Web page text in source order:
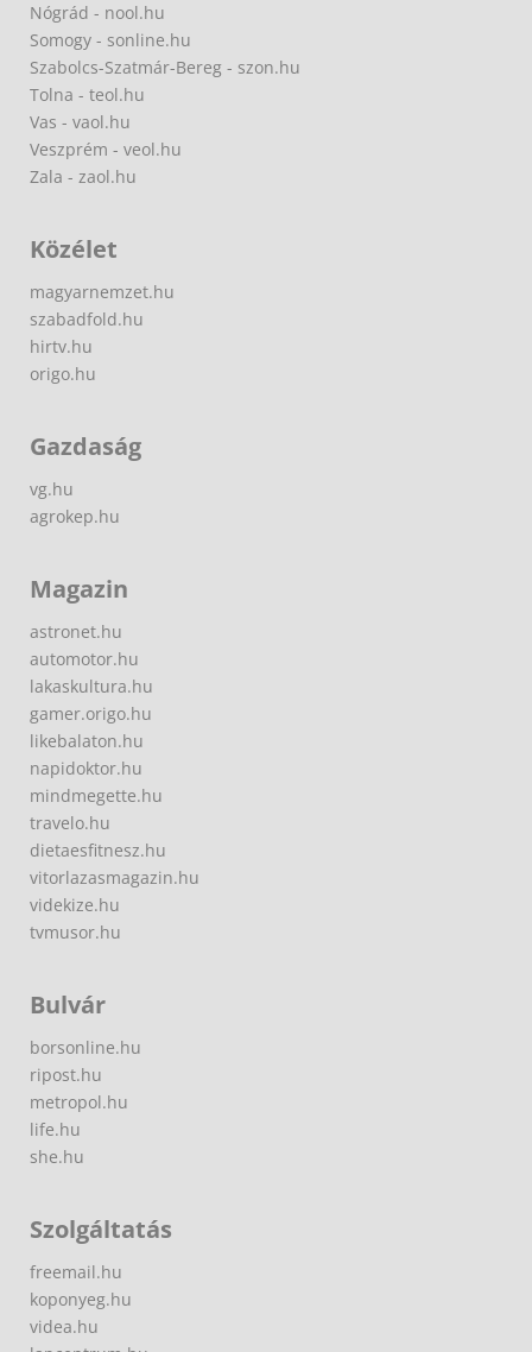
Nógrád - nool.hu
Somogy - sonline.hu
Szabolcs-Szatmár-Bereg - szon.hu
Tolna - teol.hu
Vas - vaol.hu
Veszprém - veol.hu
Zala - zaol.hu
Közélet
magyarnemzet.hu
szabadfold.hu
hirtv.hu
origo.hu
Gazdaság
vg.hu
agrokep.hu
Magazin
astronet.hu
automotor.hu
lakaskultura.hu
gamer.origo.hu
likebalaton.hu
napidoktor.hu
mindmegette.hu
travelo.hu
dietaesfitnesz.hu
vitorlazasmagazin.hu
videkize.hu
tvmusor.hu
Bulvár
borsonline.hu
ripost.hu
metropol.hu
life.hu
she.hu
Szolgáltatás
freemail.hu
koponyeg.hu
videa.hu